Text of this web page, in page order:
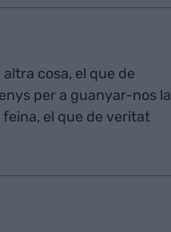
cosa, el que de
per a guanyar-nos la
el que de veritat